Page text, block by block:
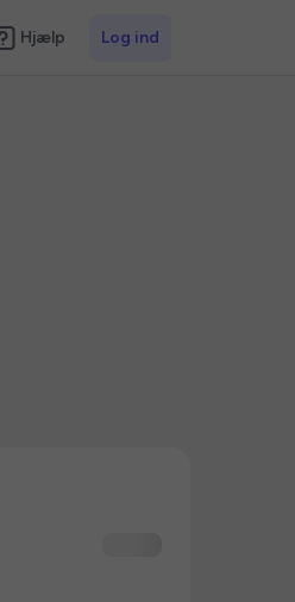
Hjælp Log ind